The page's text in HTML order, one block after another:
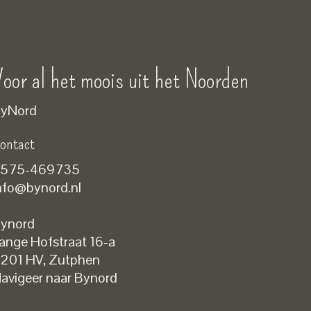
al het moois uit het Noorden
469735
Hofstraat 16-a
HV,Zutphen
naar Bynord